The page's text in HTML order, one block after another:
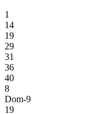
1
14
19
29
31
36
40
8
Dom-9
19